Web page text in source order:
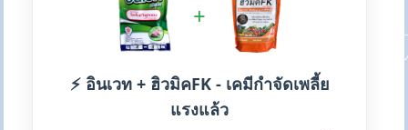
+
⚡ อินเวท + ฮิวมิคFK - เคมีกำจัดเพลี้ย
แรงแล้ว